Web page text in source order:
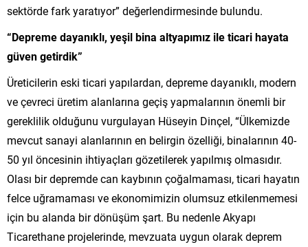
sektörde fark yaratıyor” değerlendirmesinde bulundu.
“Depreme dayanıklı, yeşil bina altyapımız ile ticari hayata
güven getirdik”
Üreticilerin eski ticari yapılardan, depreme dayanıklı, modern
ve çevreci üretim alanlarına geçiş yapmalarının önemli bir
gereklilik olduğunu vurgulayan Hüseyin Dinçel, “Ülkemizde
mevcut sanayi alanlarının en belirgin özelliği, binalarının 40-
50 yıl öncesinin ihtiyaçları gözetilerek yapılmış olmasıdır.
Olası bir depremde can kaybının çoğalmaması, ticari hayatın
felce uğramaması ve ekonomimizin olumsuz etkilenmemesi
için bu alanda bir dönüşüm şart. Bu nedenle Akyapı
Ticarethane projelerinde, mevzuata uygun olarak deprem